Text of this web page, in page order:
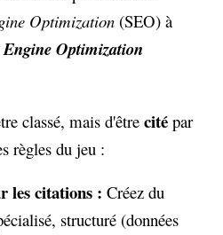
Optimization (SEO) à
Engine Optimization
classé, mais d'êtrecité par
règles du jeu :
les citations : Créez du
structuré (données